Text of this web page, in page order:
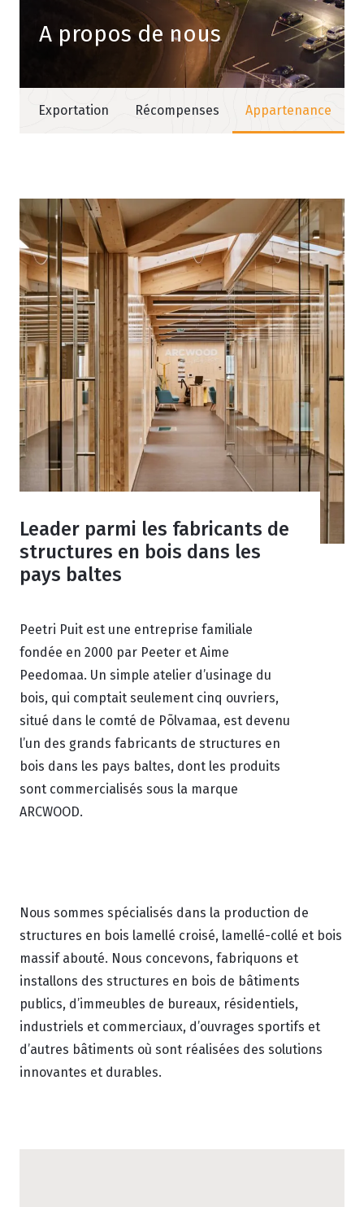
A propos de nous
Exportation Récompenses Appartenance
Leader parmi les fabricants de
structures en bois dans les
pays baltes
Peetri Puit est une entreprise familiale
fondée en 2000 par Peeter et Aime
Peedomaa. Un simple atelier d’usinage du
bois, qui comptait seulement cinq ouvriers,
situé dans le comté de Põlvamaa, est devenu
l’un des grands fabricants de structures en
bois dans les pays baltes, dont les produits
sont commercialisés sous la marque
ARCWOOD.
Nous sommes spécialisés dans la production de
structures en bois lamellé croisé, lamellé-collé et bois
massif abouté. Nous concevons, fabriquons et
installons des structures en bois de bâtiments
publics, d’immeubles de bureaux, résidentiels,
industriels et commerciaux, d’ouvrages sportifs et
d’autres bâtiments où sont réalisées des solutions
innovantes et durables.